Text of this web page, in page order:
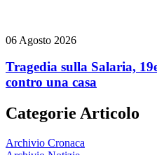
06 Agosto 2026
Tragedia sulla Salaria,
contro una casa
Categorie Articolo
Archivio Cronaca